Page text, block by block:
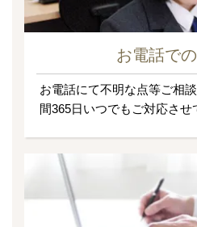
お電話で
お電話にて不明な点等ご相
間365日いつでもご対応させ